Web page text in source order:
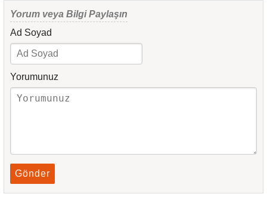
Yorum veya Bilgi Paylaşın
Ad Soyad
Yorumunuz
Gönder